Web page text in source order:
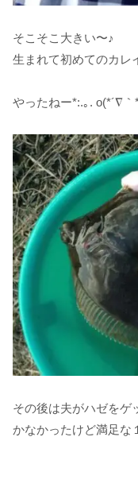
そこそこ大きい〜♪
生まれて初めてのカレ
やったねー*:.｡. o(*´∇
その後は夫がハゼをゲ
かなかったけど満足な